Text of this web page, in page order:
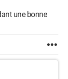
une bonne